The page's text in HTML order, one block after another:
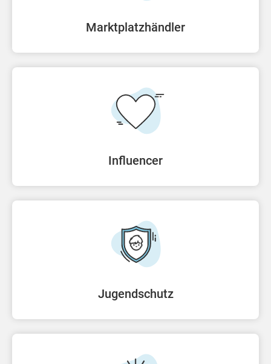
Marktplatzhändler
Influencer
Jugendschutz